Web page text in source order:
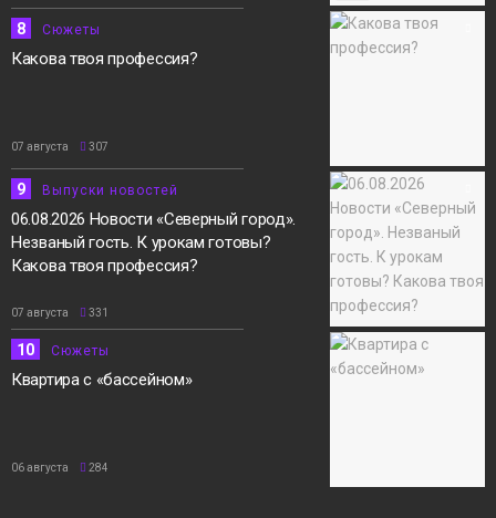
8 Сюжеты
Какова твоя профессия?
07 августа 307
9 Выпуски новостей
06.08.2026 Новости «Северный город».
Незваный гость. К урокам готовы?
Какова твоя профессия?
07 августа 331
10 Сюжеты
Квартира с «бассейном»
06 августа 284